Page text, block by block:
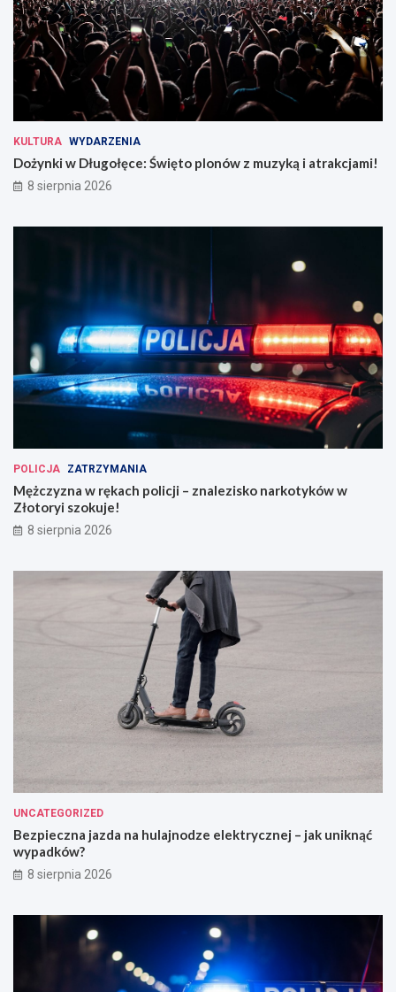
KULTURA WYDARZENIA
Dożynki w Długołęce: Święto plonów z muzyką i atrakcjami!
8 sierpnia 2026
POLICJA ZATRZYMANIA
Mężczyzna w rękach policji – znalezisko narkotyków w
Złotoryi szokuje!
8 sierpnia 2026
UNCATEGORIZED
Bezpieczna jazda na hulajnodze elektrycznej – jak uniknąć
wypadków?
8 sierpnia 2026